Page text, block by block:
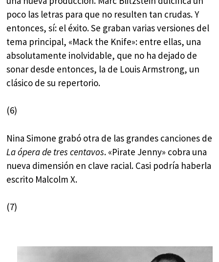
poco las letras para que no resulten tan crudas. Y
entonces, sí: el éxito. Se graban varias versiones del
tema principal, «Mack the Knife»: entre ellas, una
absolutamente inolvidable, que no ha dejado de
sonar desde entonces, la de Louis Armstrong, un
clásico de su repertorio.
(6)
Nina Simone grabó otra de las grandes canciones de
La ópera de tres centavos. «Pirate Jenny» cobra una
nueva dimensión en clave racial. Casi podría haberla
escrito Malcolm X.
(7)